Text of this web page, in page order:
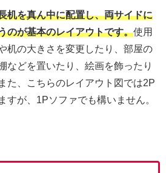
机を真ん中に配置し、両サイドに
のが基本のレイアウトです。使用
机の大きさを変更したり、部屋の
などを置いたり、絵画を飾ったり
た、こちらのレイアウト図では2P
すが、1Pソファでも構いません。